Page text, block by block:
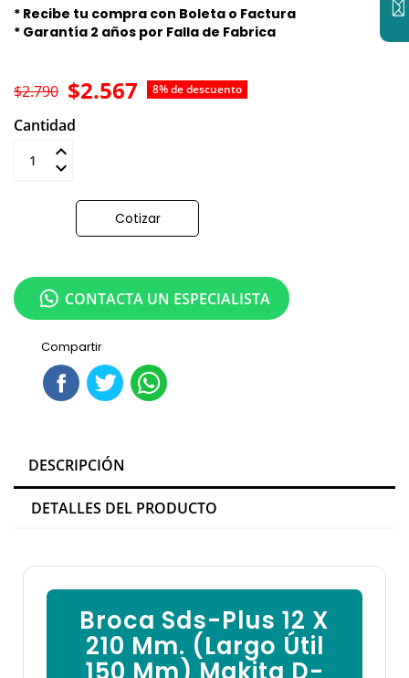
* Recibe tu compra con Boleta o Factura
* Garantía 2 años por Falla de Fabrica
$2.567 8% de descuento
$2.790
Cantidad
Cotizar
Compartir
CONTACTA UN ESPECIALISTA
DESCRIPCIÓN
DETALLES DEL PRODUCTO
Broca Sds-Plus 12 X
210 Mm. (Largo Útil